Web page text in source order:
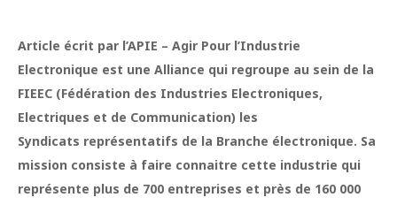
Article écrit par l’APIE – Agir Pour l’Industrie
Electronique est une Alliance qui regroupe au sein de la
FIEEC (Fédération des Industries Electroniques,
Electriques et de Communication) les
Syndicats représentatifs de la Branche électronique. Sa
mission consiste à faire connaitre cette industrie qui
représente plus de 700 entreprises et près de 160 000